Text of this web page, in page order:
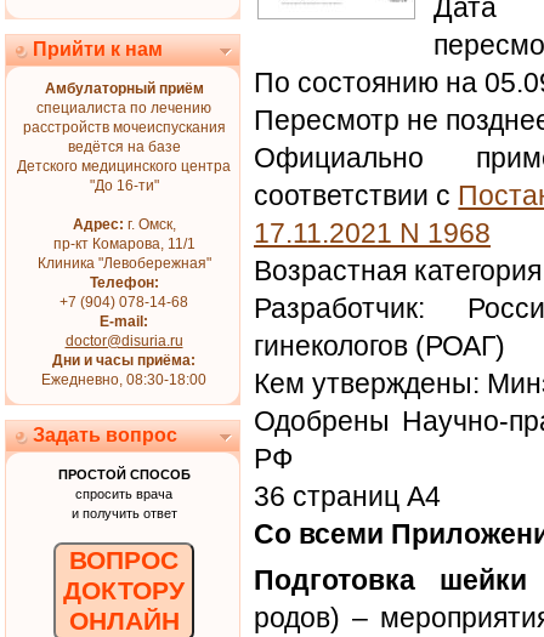
Прийти к нам
Амбулаторный приём
специалиста по лечению
расстройств мочеиспускания
ведётся на базе
Детского медицинского центра
"До 16-ти"
Адрес: г. Омск,
пр-кт Комарова, 11/1
Клиника "Левобережная"
Телефон:
+7 (904) 078-14-68
E-mail:
doctor@disuria.ru
Дни и часы приёма:
Ежедневно, 08:30-18:00
Задать вопрос
ПРОСТОЙ СПОСОБ
спросить врача
и получить ответ
ВОПРОС
ДОКТОРУ
ОНЛАЙН
Дата
По состоянию на
Пересмотр не
Официально
соответствии с
17.11.2021 N 1968
Возрастная
Разработчик:
гинекологов (РОАГ)
Кем утверждены:
Одобрены Научно-
РФ
36 страниц А4
Со всеми
Подготовка шейки
родов) –